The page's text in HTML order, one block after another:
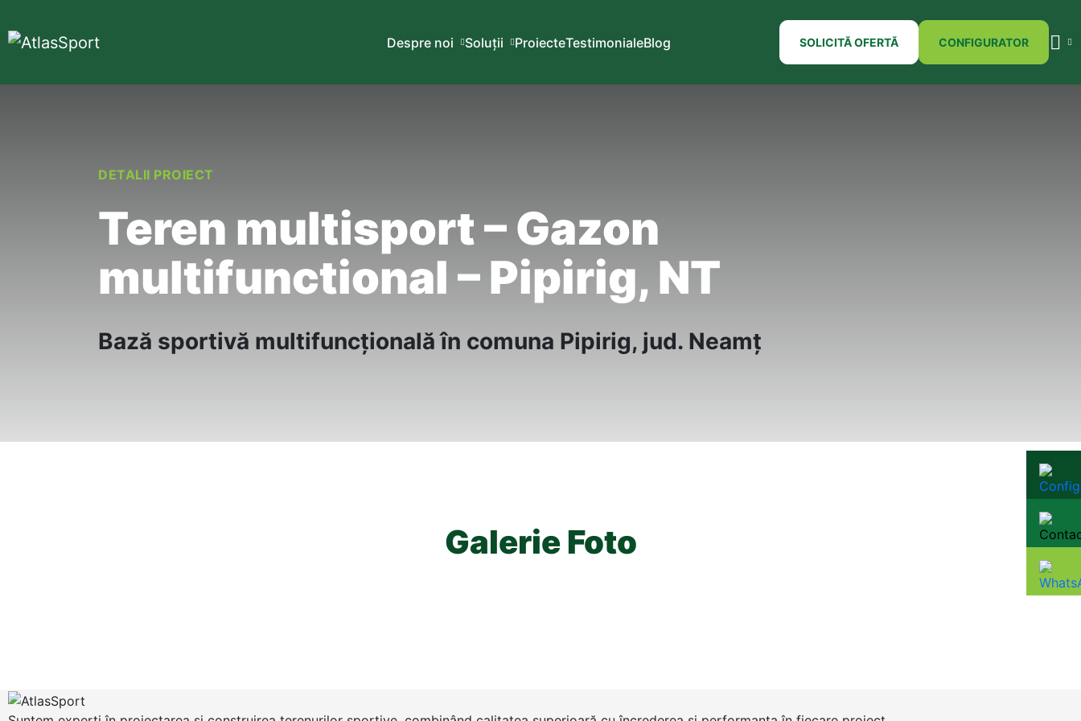
Despre noi Soluții ProiecteTestimonialeBlog SOLICITĂ OFERTĂ CONFIGURATOR
DETALII PROIECT
Teren multisport – Gazon
multifunctional – Pipirig, NT
Bază sportivă multifuncţională în comuna Pipirig, jud. Neamț
Galerie Foto